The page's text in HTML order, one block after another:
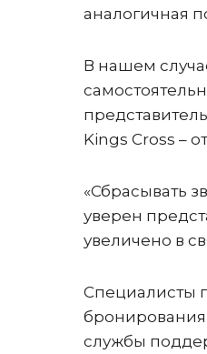
аналогичная
В нашем
Kings Cross –
«Сбрасывать
уверен
увеличено в
Специалисты
бронирования
службы